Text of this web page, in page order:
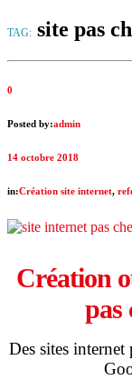
TAG: site pas
0
Posted by:admin
14 octobre 2018
in:Création site internet,
Création
pas
Des sites internet